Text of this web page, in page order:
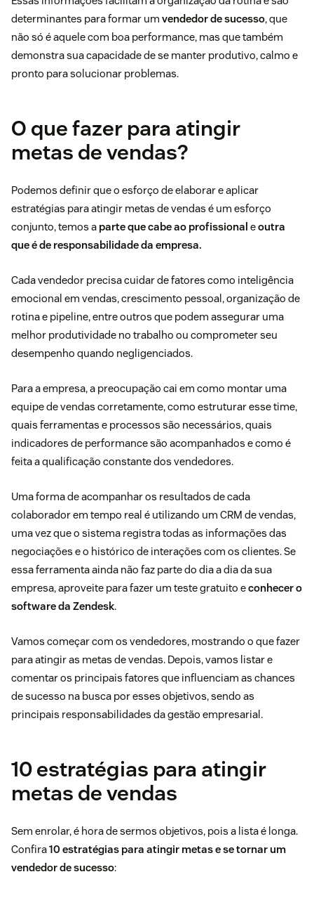
determinantes para formar um vendedor de sucesso, que
não só é aquele com boa performance, mas que também
demonstra sua capacidade de se manter produtivo, calmo e
pronto para solucionar problemas.
O que fazer para atingir
metas de vendas?
Podemos definir que o esforço de elaborar e aplicar
estratégias para atingir metas de vendas é um esforço
conjunto, temos a parte que cabe ao profissional eoutra
que é de responsabilidade da empresa.
Cada vendedor precisa cuidar de fatores como inteligência
emocional em vendas, crescimento pessoal, organização de
rotina e pipeline, entre outros que podem assegurar uma
melhor produtividade no trabalho ou comprometer seu
desempenho quando negligenciados.
Para a empresa, a preocupação cai em como montar uma
equipe de vendas corretamente, como estruturar esse time,
quais ferramentas e processos são necessários, quais
indicadores de performance são acompanhados e como é
feita a qualificação constante dos vendedores.
Uma forma de acompanhar os resultados de cada
colaborador em tempo real é utilizando um CRM de vendas,
uma vez que o sistema registra todas as informações das
negociações e o histórico de interações com os clientes. Se
essa ferramenta ainda não faz parte do dia a dia da sua
empresa, aproveite para fazer um teste gratuito econhecer o
software da Zendesk.
Vamos começar com os vendedores, mostrando o que fazer
para atingir as metas de vendas. Depois, vamos listar e
comentar os principais fatores que influenciam as chances
de sucesso na busca por esses objetivos, sendo as
principais responsabilidades da gestão empresarial.
10 estratégias para atingir
metas de vendas
Sem enrolar, é hora de sermos objetivos, pois a lista é longa.
Confira10 estratégias para atingir metas e se tornar um
vendedor de sucesso: